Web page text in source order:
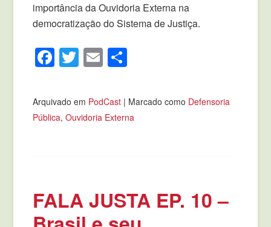
importância da Ouvidoria Externa na
democratização do Sistema de Justiça.
Facebook
Twitter
Email
Arquivado em PodCast | Marcado como Defensoria
Pública,Ouvidoria Externa
FALA JUSTA EP. 10 –